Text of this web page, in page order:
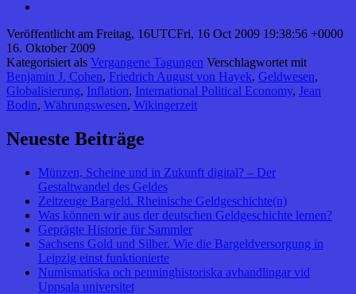
Veröffentlicht am Freitag, 16UTCFri, 16 Oct 2009 19:38:56 +0000
16. Oktober 2009
Kategorisiert als Vergangene Tagungen Verschlagwortet mit
Benjamin J. Cohen, Friedrich August von Hayek, Geldwesen,
Globalisierung, Inflation, International Political Economy, Jean
Bodin, Währungswesen, Wikingerzeit
Neueste Beiträge
Münzen, Scheine und in Zukunft digital? – Der
Gestaltwandel des Geldes
Zeitzeuge Bargeld. Rheinische Geldgeschichte(n)
Was können wir aus der deutschen Geldgeschichte lernen?
Geprägte Historie für Sammler
Sachsens Gold und Silber. Wie die Bargeldversorgung in
Leipzig einst funktionierte
Numismatiska och penninghistoriska avhandlingar vid
Uppsala universitet